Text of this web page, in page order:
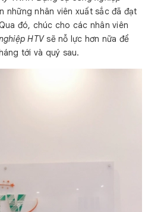
những nhân viên xuất sắc đã đạt
đó, chúc cho các nhân viên
HTVsẽ nỗ lực hơn nữa để
tới và quý sau.